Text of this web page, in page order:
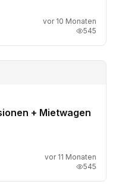
vor 10 Monaten
545
+ Mietwagen
vor 11 Monaten
545